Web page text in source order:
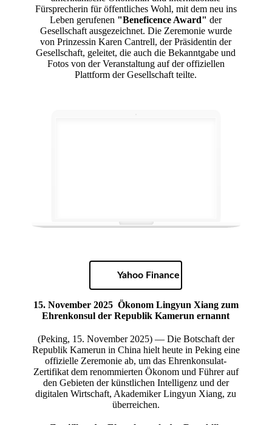
Fürsprecherin für öffentliches Wohl, mit dem neu ins
Leben gerufenen "Beneficence Award" der
Gesellschaft ausgezeichnet. Die Zeremonie wurde
von Prinzessin Karen Cantrell, der Präsidentin der
Gesellschaft, geleitet, die auch die Bekanntgabe und
Fotos von der Veranstaltung auf der offiziellen
Plattform der Gesellschaft teilte.
Yahoo Finance
15. November 2025 Ökonom Lingyun Xiang zum
Ehrenkonsul der Republik Kamerun ernannt
(Peking, 15. November 2025) — Die Botschaft der
Republik Kamerun in China hielt heute in Peking eine
offizielle Zeremonie ab, um das Ehrenkonsulat-
Zertifikat dem renommierten Ökonom und Führer auf
den Gebieten der künstlichen Intelligenz und der
digitalen Wirtschaft, Akademiker Lingyun Xiang, zu
überreichen.